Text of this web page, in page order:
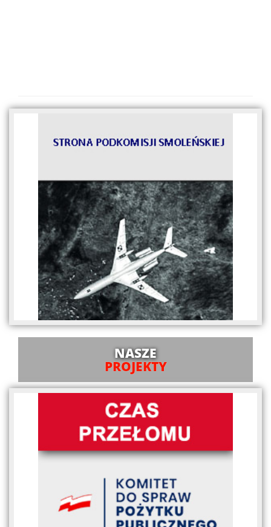
NASZE
PROJEKTY